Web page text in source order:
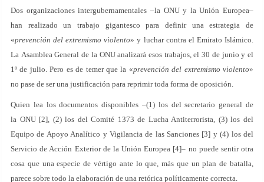
Dos organizaciones intergubernamentales –la ONU y la Unión Europea–
han realizado un trabajo gigantesco para definir una estrategia de
«prevención del extremismo violento» y luchar contra el Emirato Islámico.
La Asamblea General de la ONU analizará esos trabajos, el 30 de junio y el
1º de julio. Pero es de temer que la «prevención del extremismo violento»
no pase de ser una justificación para reprimir toda forma de oposición.
Quien lea los documentos disponibles –(1) los del secretario general de
la ONU [2], (2) los del Comité 1373 de Lucha Antiterrorista, (3) los del
Equipo de Apoyo Analítico y Vigilancia de las Sanciones [3] y (4) los del
Servicio de Acción Exterior de la Unión Europea [4]– no puede sentir otra
cosa que una especie de vértigo ante lo que, más que un plan de batalla,
parece sobre todo la elaboración de una retórica políticamente correcta.